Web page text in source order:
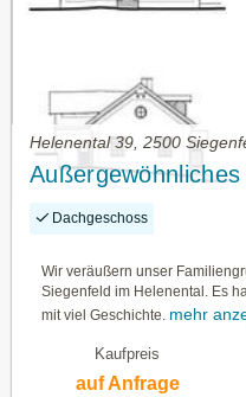
Helenental 39, 2500
Dachgeschoss
Wir veräußern unser
Siegenfeld im Helenental. Es
mit viel Geschichte. mehr
Kaufpreis
auf Anfrage